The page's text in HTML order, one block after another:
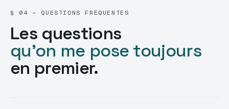
§ 04 — QUESTIONS FRÉQUENTES
Les questions
qu'on me pose toujours
en premier.